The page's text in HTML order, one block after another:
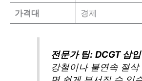
가격대 경제
전문가 팁: DCGT 삽
강철이나 불연속 절삭